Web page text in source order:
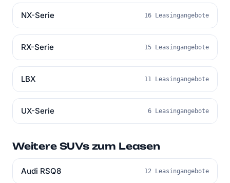
NX-Serie 16 Leasingangebote
RX-Serie 15 Leasingangebote
LBX 11 Leasingangebote
UX-Serie 6 Leasingangebote
Weitere SUVs zum Leasen
Audi RSQ8 12 Leasingangebote